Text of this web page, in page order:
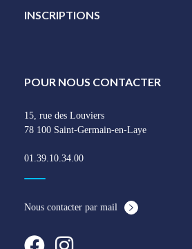
INSCRIPTIONS
POUR NOUS CONTACTER
15, rue des Louviers
78 100 Saint-Germain-en-Laye
01.39.10.34.00
Nous contacter par mail